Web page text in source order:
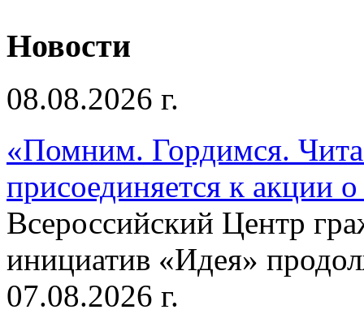
Новости
08.08.2026 г.
«Помним. Гордимся.
присоединяется к акции
Всероссийский Центр
инициатив «Идея»
07.08.2026 г.